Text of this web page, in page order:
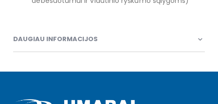
DAUGIAU INFORMACIJOS